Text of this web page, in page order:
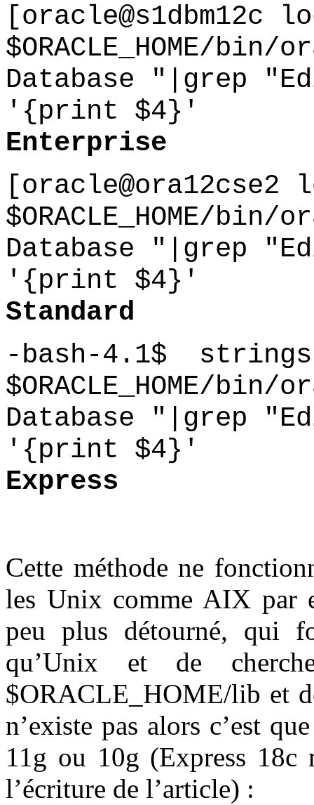
$ORACLE_HOME/
Database "|grep
'{print $4}'
Enterprise
$ORACLE_HOME/
Database "|grep
'{print $4}'
Standard
-bash-4.1$ strings
$ORACLE_HOME/
Database "|grep
'{print $4}'
Express
Cette méthode ne
les Unix comme AIX par
peu plus détourné, qui
qu’Unix et de
$ORACLE_HOME/lib et
n’existe pas alors c’est
11g ou 10g (Express 18c
l’écriture de l’article) :